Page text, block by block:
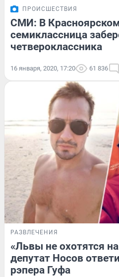
ПРОИСШЕСТВИЯ
СМИ: В
семиклассница
четвероклассника
16 января, 2020, 17:20 61 836
РАЗВЛЕЧЕНИЯ
«Львы не охотятся
депутат Носов
рэпера Гуфа